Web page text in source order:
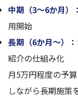
中期（3〜6か月）：
用開始
長期（6か月〜）：
紹介の仕組み化
月5万円程度の予
しながら長期施策